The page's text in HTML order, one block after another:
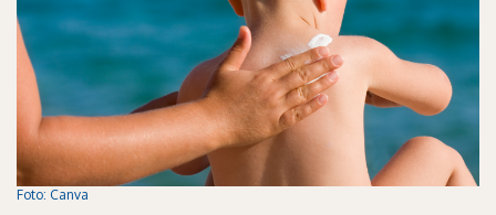
Foto: Canva